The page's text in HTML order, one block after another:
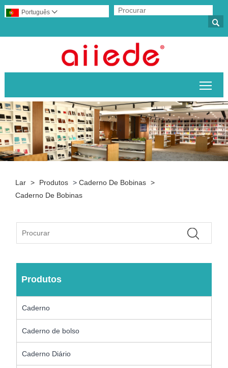

Português 
Lar > Produtos >Caderno De Bobinas >
Caderno De Bobinas
Produtos
Caderno
Caderno de bolso
Caderno Diário